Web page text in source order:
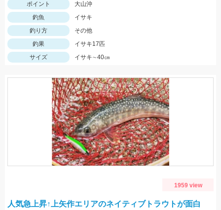
ポイント
大山沖
釣魚
イサキ
釣り方
その他
釣果
イサキ17匹
サイズ
イサキ∼40㎝
1959 view
人気急上昇↑上矢作エリアのネイティブトラウトが面白